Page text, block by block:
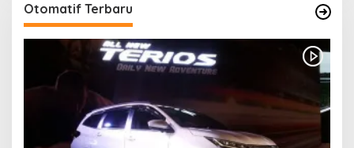
Otomatif Terbaru